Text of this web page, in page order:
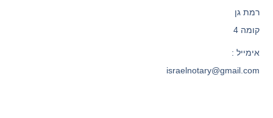
רמת גן
קומה 4
אימייל :
israelnotary@gmail.com